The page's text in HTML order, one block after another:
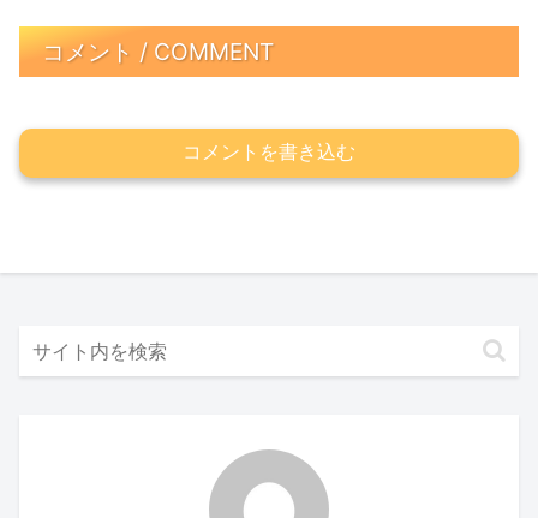
コメント / COMMENT
コメントを書き込む